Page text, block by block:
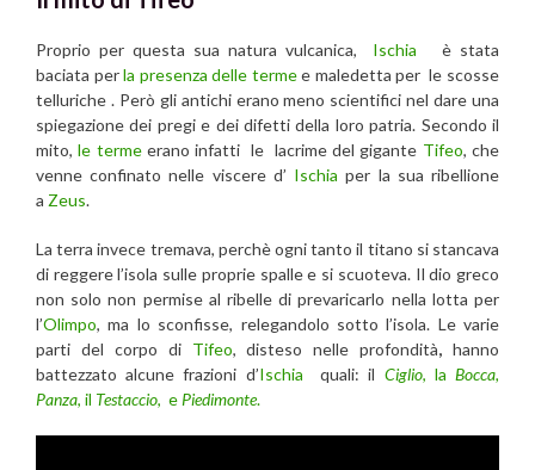
Proprio per questa sua natura vulcanica, Ischia
è stata
baciata perla presenza delle termee maledetta per le scosse
telluriche . Però gli antichi erano meno scientifici nel dare una
spiegazione dei pregi e dei difetti della loro patria. Secondo il
mito,le termeerano infatti le lacrime del gigante Tifeo, che
venne confinato nelle viscere d’ Ischia per la sua ribellione
a Zeus.
La terra invece tremava, perchè ogni tanto il titano si stancava
di reggere l’isola sulle proprie spalle e si scuoteva. Il dio greco
non solo non permise al ribelle di prevaricarlo nella lotta per
l’Olimpo, ma lo sconfisse, relegandolo sotto l’isola. Le varie
parti del corpo di Tifeo, disteso nelle profondità, hanno
battezzato alcune frazioni d’Ischia quali: il Ciglio, laBocca,
Panza, il Testaccio, e Piedimonte.